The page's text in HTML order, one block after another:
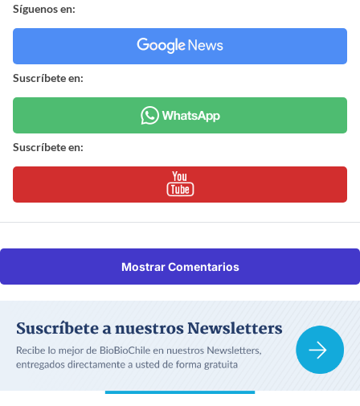
Síguenos en:
Suscríbete en:
Suscríbete en:
Mostrar Comentarios